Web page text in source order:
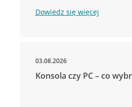
Dowiedz się więcej
03.08.2026
Konsola czy PC – co